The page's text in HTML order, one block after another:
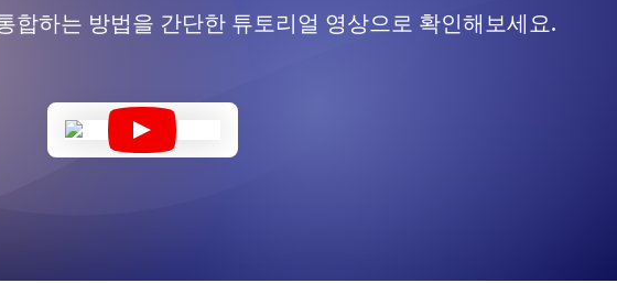
합하는 방법을 간단한 튜토리얼 영상으로 확인해보세요.